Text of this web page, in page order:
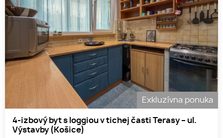
Exkluzívna ponuka
4-izbový byt s loggiou v tichej časti Terasy – ul.
Výstavby (Košice)